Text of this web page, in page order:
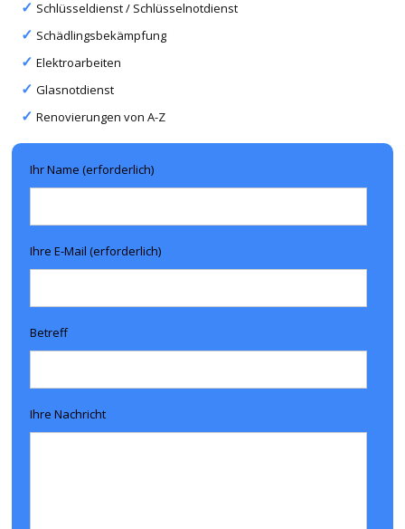
Schlüsseldienst / Schlüsselnotdienst
Schädlingsbekämpfung
Elektroarbeiten
Glasnotdienst
Renovierungen von A-Z
Ihr Name (erforderlich)
Ihre E-Mail (erforderlich)
Betreff
Ihre Nachricht